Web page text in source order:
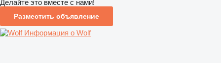
Делайте это вместе с нами!
Разместить объявление
Информация о Wolf